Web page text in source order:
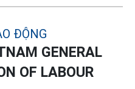
GENERAL
OF LABOUR